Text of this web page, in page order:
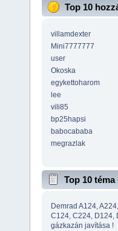
Top 10
villamdexter
Mini7777777
user
Okoska
egykettoharom
lee
vili85
bp25hapsi
babocababa
megrazlak
Top 10
Demrad A124,
C124, C224, D124,
gázkazán javítása !